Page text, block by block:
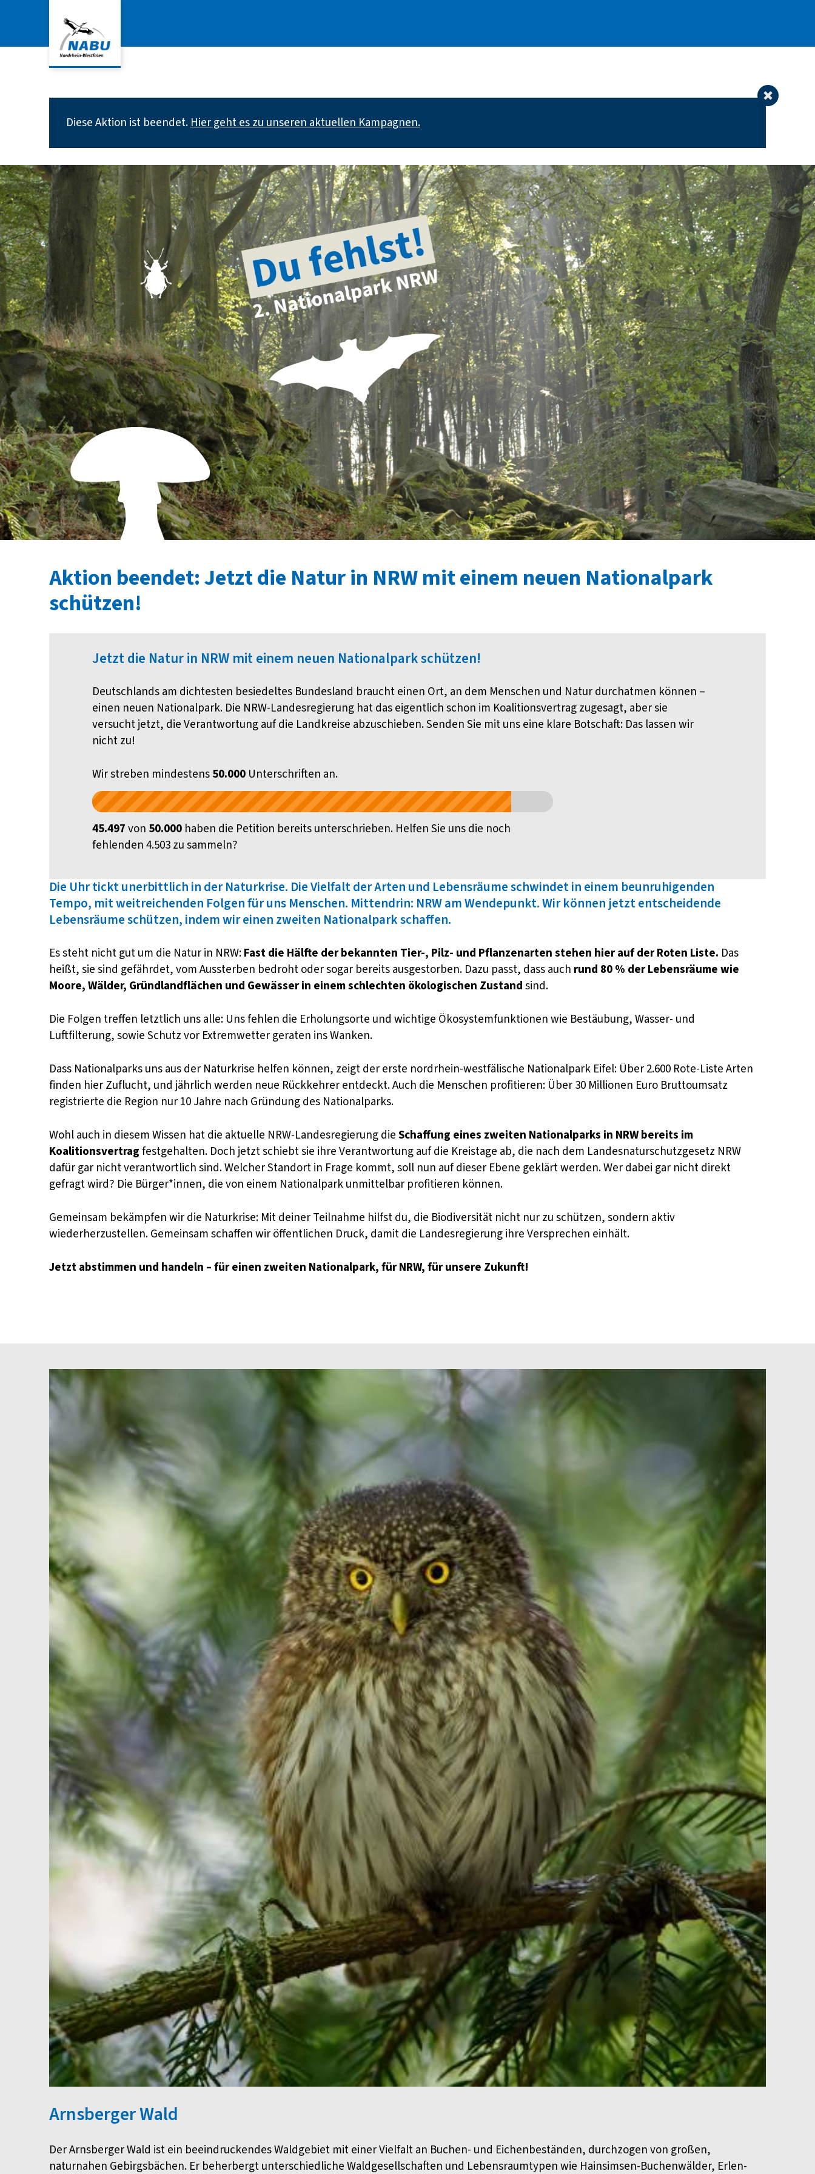
Warnmeldung
Diese Aktion ist beendet.Hier geht es zu unseren aktuellen Kampagnen.
Aktion beendet: Jetzt die Natur in NRW mit einem neuen Nationalpark
schützen!
Jetzt die Natur in NRW mit einem neuen Nationalpark schützen!
Deutschlands am dichtesten besiedeltes Bundesland braucht einen Ort, an dem Menschen und Natur durchatmen können –
einen neuen Nationalpark. Die NRW-Landesregierung hat das eigentlich schon im Koalitionsvertrag zugesagt, aber sie
versucht jetzt, die Verantwortung auf die Landkreise abzuschieben. Senden Sie mit uns eine klare Botschaft: Das lassen wir
nicht zu!
Wir streben mindestens50.000Unterschriften an.
45.497von 50.000haben die Petition bereits unterschrieben. Helfen Sie uns die noch
fehlenden 4.503 zu sammeln?
Die Uhr tickt unerbittlich in der Naturkrise. Die Vielfalt der Arten und Lebensräume schwindet in einem beunruhigenden
Tempo, mit weitreichenden Folgen für uns Menschen. Mittendrin: NRW am Wendepunkt. Wir können jetzt entscheidende
Lebensräume schützen, indem wir einen zweiten Nationalpark schaffen.
Es steht nicht gut um die Natur in NRW:Fast die Hälfte der bekannten Tier-, Pilz- und Pflanzenarten stehen hier auf der Roten Liste. Das
heißt, sie sind gefährdet, vom Aussterben bedroht oder sogar bereits ausgestorben. Dazu passt, dass auch rund 80 % der Lebensräume wie
Moore, Wälder, Gründlandflächen und Gewässer in einem schlechten ökologischen Zustandsind.
Die Folgen treffen letztlich uns alle: Uns fehlen die Erholungsorte und wichtige Ökosystemfunktionen wie Bestäubung, Wasser- und
Luftfilterung, sowie Schutz vor Extremwetter geraten ins Wanken.
Dass Nationalparks uns aus der Naturkrise helfen können, zeigt der erste nordrhein-westfälische Nationalpark Eifel: Über 2.600 Rote-Liste Arten
finden hier Zuflucht, und jährlich werden neue Rückkehrer entdeckt. Auch die Menschen profitieren: Über 30 Millionen Euro Bruttoumsatz
registrierte die Region nur 10 Jahre nach Gründung des Nationalparks.
Wohl auch in diesem Wissen hat die aktuelle NRW-Landesregierung dieSchaffung eines zweiten Nationalparks in NRW bereits im
Koalitionsvertragfestgehalten. Doch jetzt schiebt sie ihre Verantwortung auf die Kreistage ab, die nach dem Landesnaturschutzgesetz NRW
dafür gar nicht verantwortlich sind. Welcher Standort in Frage kommt, soll nun auf dieser Ebene geklärt werden. Wer dabei gar nicht direkt
gefragt wird? Die Bürger*innen, die von einem Nationalpark unmittelbar profitieren können.
Gemeinsam bekämpfen wir die Naturkrise: Mit deiner Teilnahme hilfst du, die Biodiversität nicht nur zu schützen, sondern aktiv
wiederherzustellen. Gemeinsam schaffen wir öffentlichen Druck, damit die Landesregierung ihre Versprechen einhält.
Jetzt abstimmen und handeln – für einen zweiten Nationalpark, für NRW, für unsere Zukunft!
Arnsberger Wald
Der Arnsberger Wald ist ein beeindruckendes Waldgebiet mit einer Vielfalt an Buchen- und Eichenbeständen, durchzogen von großen,
naturnahen Gebirgsbächen. Er beherbergt unterschiedliche Waldgesellschaften und Lebensraumtypen wie Hainsimsen-Buchenwälder, Erlen-